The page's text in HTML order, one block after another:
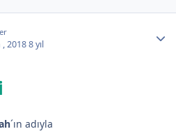
, 20188 yıl
´ın adıyla